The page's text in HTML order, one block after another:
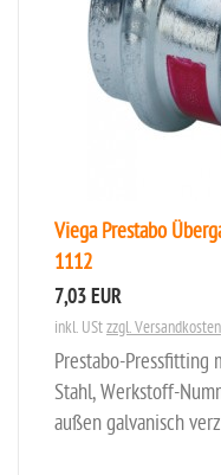
Viega Prestabo
1112
7,03 EUR
inkl. UStzzgl. Versandkosten
Prestabo-Pressfitting
Stahl, Werkstoff-
außen galvanisch